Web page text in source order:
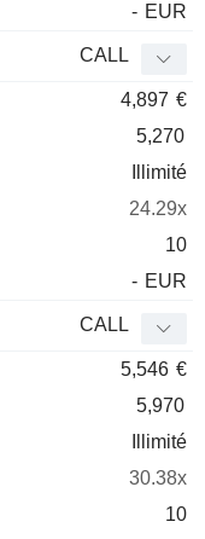
- EUR
CALL
4,897 €
5,270
Illimité
24.29x
10
- EUR
CALL
5,546 €
5,970
Illimité
30.38x
10